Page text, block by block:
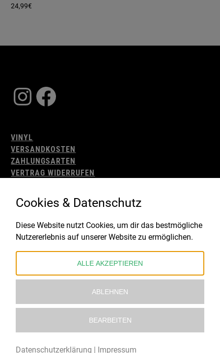
24,99€
Instagram
Facebook
VINYL
VERSANDKOSTEN
ZAHLUNGSARTEN
VERTRAG WIDERRUFEN
WIDERRUFSBELEHRUNG
IMPRESSUM
Gefördert durch:
Cookies & Datenschutz
Diese Website nutzt Cookies, um dir das bestmögliche
Nutzererlebnis auf unserer Website zu ermöglichen.
ALLE AKZEPTIEREN
ABLEHNEN
BEARBEITEN
Datenschutzerklärung | Impressum